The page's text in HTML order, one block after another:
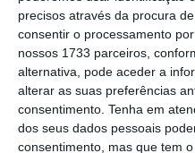
precisos através da procura
consentir o processamento
nossos 1733 parceiros,
alternativa, pode aceder a
alterar as suas preferências
consentimento. Tenha em
dos seus dados pessoais
consentimento, mas que tem
Em 23 de março de
Administrativo (STA)
referida jurisprudência
linha com o
aprovação da ORU